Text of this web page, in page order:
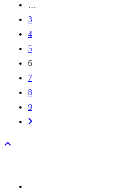
previous
page
…
3
4
5
6
7
8
9
Aller